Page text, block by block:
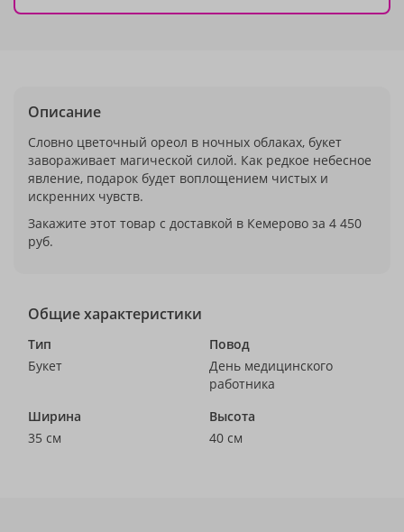
Описание
Словно цветочный ореол в ночных облаках, букет
завораживает магической силой. Как редкое небесное
явление, подарок будет воплощением чистых и
искренних чувств.
Закажите этот товар с доставкой в Кемерово за 4 450
руб.
Общие характеристики
Тип
Букет
Повод
День медицинского
работника
Ширина
35 см
Высота
40 см